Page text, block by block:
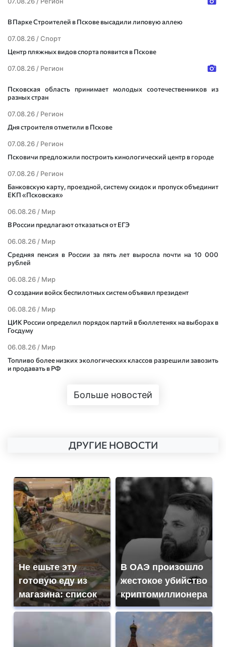
В Парке Строителей в Пскове высадили липовую аллею
07.08.26 /Спорт
Центр пляжных видов спорта появится в Пскове
07.08.26 / Регион
Псковская область принимает молодых соотечественников из
разных стран
07.08.26 / Регион
Дня строителя отметили в Пскове
07.08.26 / Регион
Псковичи предложили построить кинологический центр в городе
07.08.26 / Регион
Банковскую карту, проездной, систему скидок и пропуск объединит
ЕКП «Псковская»
06.08.26 / Мир
В России предлагают отказаться от ЕГЭ
06.08.26 / Мир
Средняя пенсия в России за пять лет выросла почти на 10 000
рублей
06.08.26 / Мир
О создании войск беспилотных систем объявил президент
06.08.26 / Мир
ЦИК России определил порядок партий в бюллетенях на выборах в
Госдуму
06.08.26 / Мир
Топливо более низких экологических классов разрешили завозить
и продавать в РФ
Больше новостей
ДРУГИЕ НОВОСТИ
Не ешьте эту
готовую еду из
магазина: список
В ОАЭ произошло
жестокое убийство
криптомиллионера